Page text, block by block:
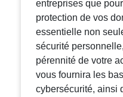
entreprises que
protection de vos
essentielle non
sécurité
pérennité de votre
vous fournira les
cybersécurité, ainsi